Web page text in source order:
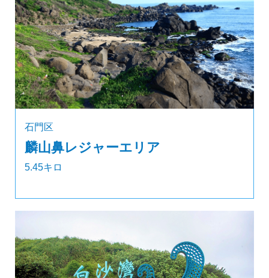
石門区
麟山鼻レジャーエリア
5.45キロ